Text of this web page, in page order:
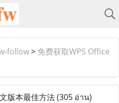
follow> 免费获取WPS Office
版本最佳方法(305 อ่าน)